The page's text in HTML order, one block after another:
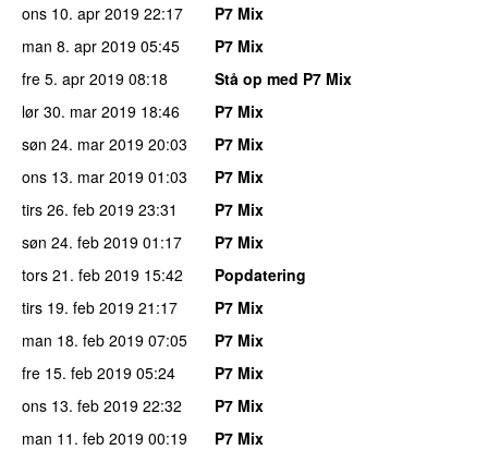
ons 10. apr 2019 22:17
P7 Mix
man 8. apr 2019 05:45
P7 Mix
fre 5. apr 2019 08:18
Stå op med P7 Mix
lør 30. mar 2019 18:46
P7 Mix
søn 24. mar 2019 20:03
P7 Mix
ons 13. mar 2019 01:03
P7 Mix
tirs 26. feb 2019 23:31
P7 Mix
søn 24. feb 2019 01:17
P7 Mix
tors 21. feb 2019 15:42
Popdatering
tirs 19. feb 2019 21:17
P7 Mix
man 18. feb 2019 07:05
P7 Mix
fre 15. feb 2019 05:24
P7 Mix
ons 13. feb 2019 22:32
P7 Mix
man 11. feb 2019 00:19
P7 Mix